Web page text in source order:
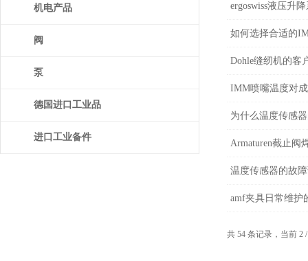
机电产品
阀
泵
德国进口工业品
进口工业备件
ergoswiss液压升
如何选择合适的
Dohle缝纫机的客
IMM喷嘴温度对
为什么温度传感
Armaturen截止阀
温度传感器的故
amf夹具日常维护
共 54 条记录，当前 2